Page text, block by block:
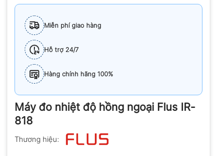
Miễn phí giao hàng
Hỗ trợ 24/7
Hàng chính hãng 100%
Máy đo nhiệt độ hồng ngoại Flus IR-
818
Thương hiệu: